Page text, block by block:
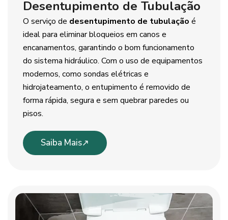
Desentupimento de Tubulação
O serviço de desentupimento de tubulação é
ideal para eliminar bloqueios em canos e
encanamentos, garantindo o bom funcionamento
do sistema hidráulico. Com o uso de equipamentos
modernos, como sondas elétricas e
hidrojateamento, o entupimento é removido de
forma rápida, segura e sem quebrar paredes ou
pisos.
Saiba Mais